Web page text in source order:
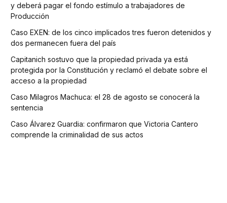
y deberá pagar el fondo estímulo a trabajadores de
Producción
Caso EXEN: de los cinco implicados tres fueron detenidos y
dos permanecen fuera del país
Capitanich sostuvo que la propiedad privada ya está
protegida por la Constitución y reclamó el debate sobre el
acceso a la propiedad
Caso Milagros Machuca: el 28 de agosto se conocerá la
sentencia
Caso Álvarez Guardia: confirmaron que Victoria Cantero
comprende la criminalidad de sus actos